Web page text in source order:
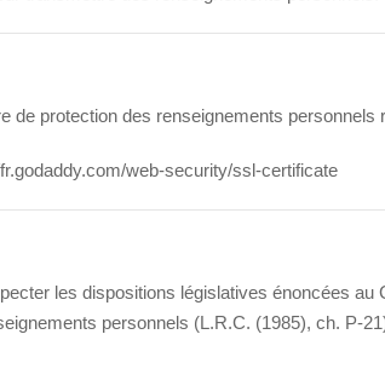
de protection des renseignements
web-security/ssl-certificate
les dispositions législatives énoncées au
personnels (L.R.C. (1985), ch. P-